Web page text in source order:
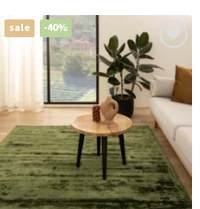
sale -40%